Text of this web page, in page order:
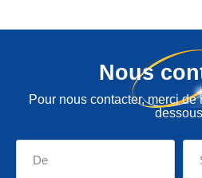
Nous
Pour nous contacter, merci
dessous